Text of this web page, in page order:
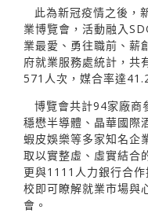
此為新冠疫情之後，
業博覽會，活動融入
業最愛、勇往職前、薪
府就業服務處統計，共
571人次，媒合率達
博覽會共計94家廠商
穩懋半導體、晶華國際
蝦皮娛樂等多家知名企
取以實整虛、虛實結合
更與1111人力銀行合
校即可瞭解就業市場與
會。